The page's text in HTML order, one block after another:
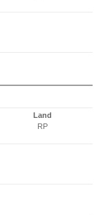
Land
RP